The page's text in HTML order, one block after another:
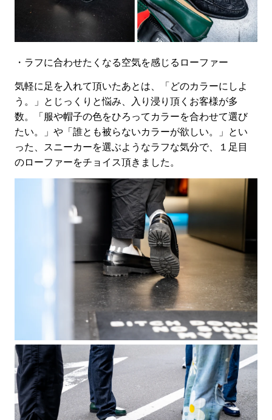
・ラフに合わせたくなる空気を感じるローファー
気軽に足を入れて頂いたあとは、「どのカラーにしよ
う。」とじっくりと悩み、入り浸り頂くお客様が多
数。「服や帽子の色をひろってカラーを合わせて選び
たい。」や「誰とも被らないカラーが欲しい。」とい
った、スニーカーを選ぶようなラフな気分で、１足目
のローファーをチョイス頂きました。